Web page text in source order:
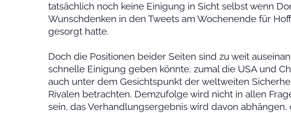
tatsächlich noch keine Einigung in Sicht selbst wenn
Wunschdenken in den Tweets am Wochenende für
gesorgt hatte.
Doch die Positionen beider Seiten sind zu weit
schnelle Einigung geben könnte, zumal die USA und
auch unter dem Gesichtspunkt der weltweiten
Rivalen betrachten. Demzufolge wird nicht in allen
sein, das Verhandlungsergebnis wird davon abhängen,